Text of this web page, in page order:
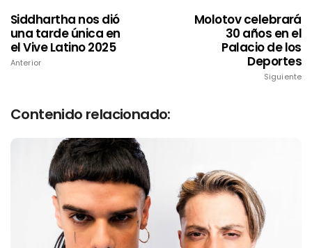
Siddhartha nos dió
una tarde única en
el Vive Latino 2025
Anterior
Molotov celebrará
30 años en el
Palacio de los
Deportes
Siguiente
Contenido relacionado: